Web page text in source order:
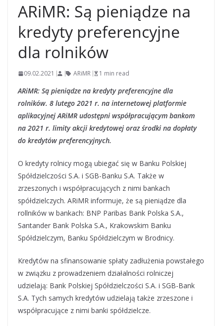
ARiMR: Są pieniądze na
kredyty preferencyjne
dla rolników
09.02.2021 ARiMR 1 min read
ARiMR: Są pieniądze na kredyty preferencyjne dla
rolników. 8 lutego 2021 r. na internetowej platformie
aplikacyjnej ARiMR udostępni współpracującym bankom
na 2021 r. limity akcji kredytowej oraz środki na dopłaty
do kredytów preferencyjnych.
O kredyty rolnicy mogą ubiegać się w Banku Polskiej
Spółdzielczości S.A. i SGB-Banku S.A. Także w
zrzeszonych i współpracujących z nimi bankach
spółdzielczych. ARiMR informuje, że są pieniądze dla
rollników w bankach: BNP Paribas Bank Polska S.A.,
Santander Bank Polska S.A., Krakowskim Banku
Spółdzielczym, Banku Spółdzielczym w Brodnicy.
Kredytów na sfinansowanie spłaty zadłużenia powstałego
w związku z prowadzeniem działalności rolniczej
udzielają: Bank Polskiej Spółdzielczości S.A. i SGB-Bank
S.A. Tych samych kredytów udzielają także zrzeszone i
współpracujące z nimi banki spółdzielcze.